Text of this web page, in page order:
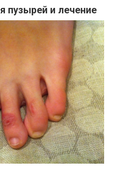
пузырей и лечение